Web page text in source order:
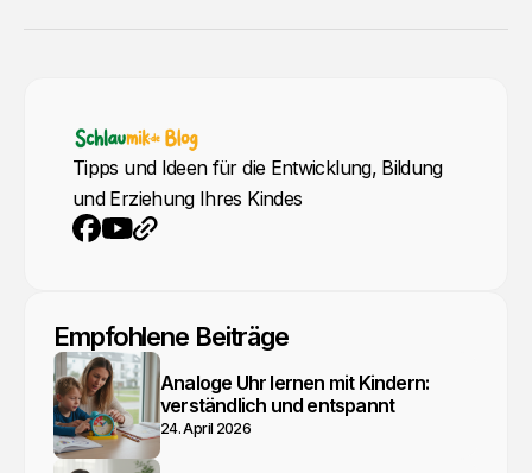
Tipps und Ideen für die Entwicklung, Bildung
und Erziehung Ihres Kindes
Empfohlene Beiträge
Analoge Uhr lernen mit Kindern:
verständlich und entspannt
24. April 2026